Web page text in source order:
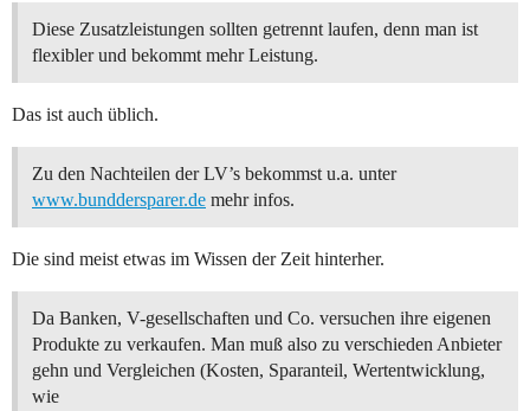
Diese Zusatzleistungen sollten getrennt laufen, denn man ist
flexibler und bekommt mehr Leistung.
Das ist auch üblich.
Zu den Nachteilen der LV’s bekommst u.a. unter
www.bunddersparer.de mehr infos.
Die sind meist etwas im Wissen der Zeit hinterher.
Da Banken, V-gesellschaften und Co. versuchen ihre eigenen
Produkte zu verkaufen. Man muß also zu verschieden Anbieter
gehn und Vergleichen (Kosten, Sparanteil, Wertentwicklung,
wie